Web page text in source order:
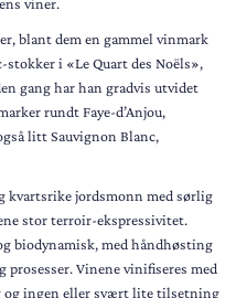
blant dem en gammel vinmark
i «Le Quart des Noëls»,
gang har han gradvis utvidet
rundt Faye-d’Anjou,
litt Sauvignon Blanc,
kvartsrike jordsmonn med sørlig
stor terroir-ekspressivitet.
biodynamisk, med håndhøsting
prosesser. Vinene vinifiseres med
ingen eller svært lite tilsetning